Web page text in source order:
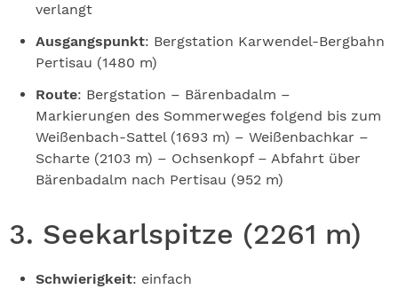
verlangt
Ausgangspunkt: Bergstation Karwendel-Bergbahn
Pertisau (1480 m)
Route: Bergstation – Bärenbadalm –
Markierungen des Sommerweges folgend bis zum
Weißenbach-Sattel (1693 m) – Weißenbachkar –
Scharte (2103 m) – Ochsenkopf – Abfahrt über
Bärenbadalm nach Pertisau (952 m)
3. Seekarlspitze (2261 m)
Schwierigkeit: einfach